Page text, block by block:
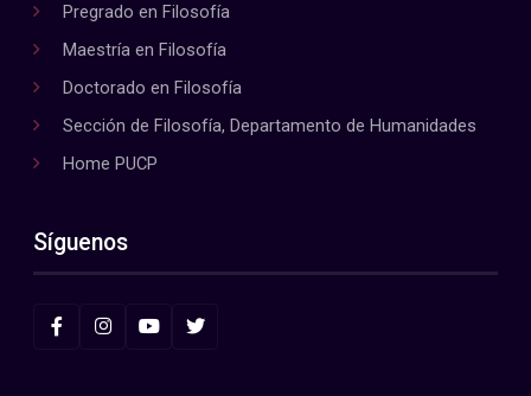
Pregrado en Filosofía
Maestría en Filosofía
Doctorado en Filosofía
Sección de Filosofía, Departamento de Humanidades
Home PUCP
Síguenos